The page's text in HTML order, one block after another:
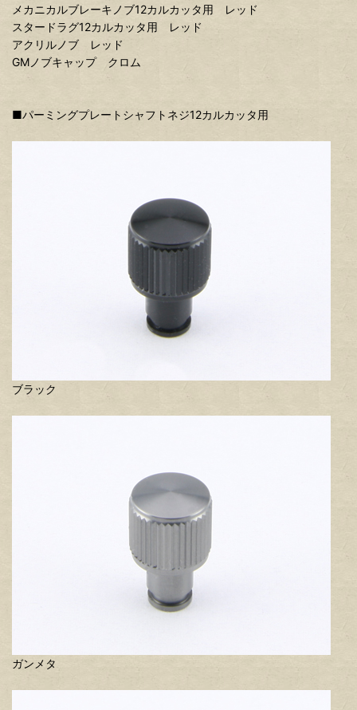
メカニカルブレーキノブ12カルカッタ用 レッド
スタードラグ12カルカッタ用 レッド
アクリルノブ レッド
GMノブキャップ クロム
■パーミングプレートシャフトネジ12カルカッタ用
ブラック
ガンメタ